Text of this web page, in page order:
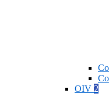
OIV 2